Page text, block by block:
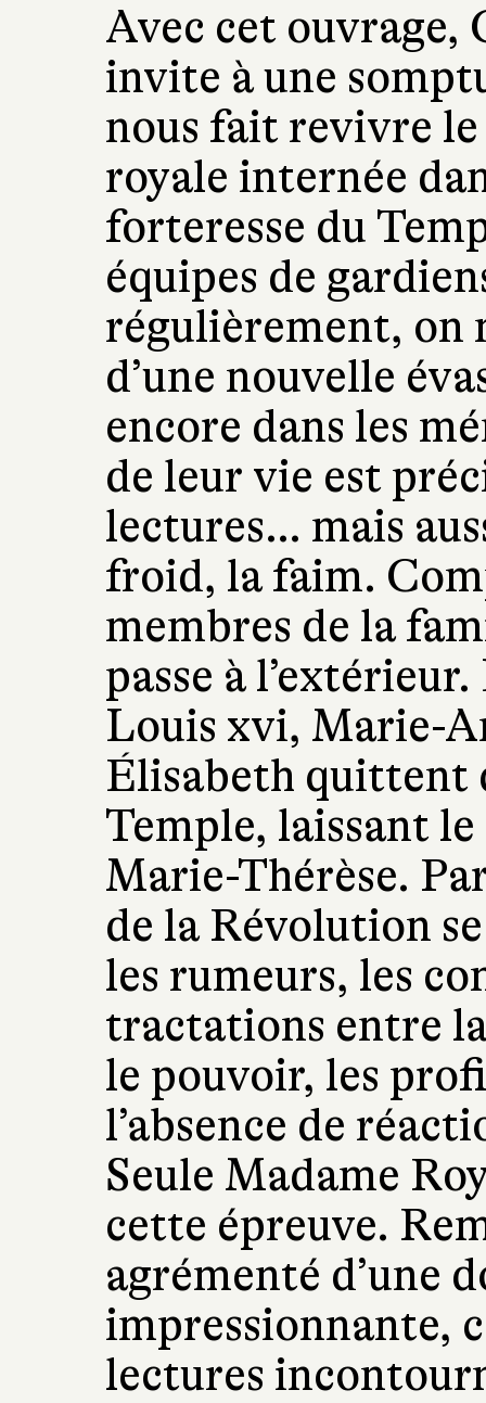
Avec cet ouvrage,
invite à une
nous fait revivre
royale internée
forteresse du
équipes de
régulièrement, on
d’une nouvelle
encore dans les
de leur vie est
lectures… mais
froid, la faim.
membres de la
passe à
Louis xvi, Marie-
Élisabeth
Temple, laissant
Marie-Thérèse.
de la Révolution
les rumeurs, les
tractations entre
le pouvoir, les
l’absence de
Seule Madame
cette épreuve.
agrémenté d’une
impressionnante,
lectures